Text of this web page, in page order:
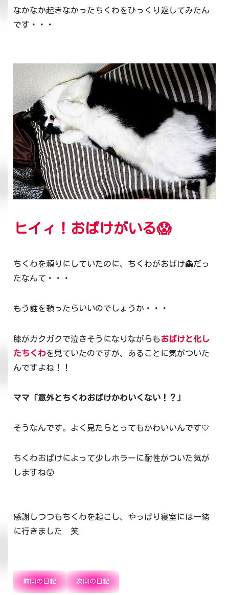
なかなか起きなかったちくわをひっくり返してみたん
です・・・
ヒイィ！おばけがいる😱
ちくわを頼りにしていたのに、ちくわがおばけ👻だっ
たなんて・・・
もう誰を頼ったらいいのでしょうか・・・
膝がガクガクで泣きそうになりながらもおばけと化し
たちくわを見ていたのですが、あることに気がついた
んですよね！！
ママ「意外とちくわおばけかわいくない！？」
そうなんです。よく見たらとってもかわいいんです💛
ちくわおばけによって少しホラーに耐性がついた気が
しますね😲
感謝しつつもちくわを起こし、やっぱり寝室には一緒
に行きました 笑
前回の日記 次回の日記